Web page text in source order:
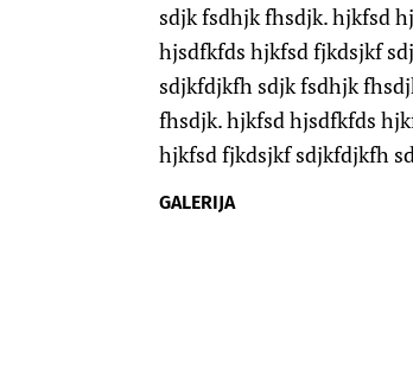
sdjk fsdhjk fhsdjk. hjkfsd
hjsdfkfds hjkfsd fjkdsjkf
sdjkfdjkfh sdjk fsdhjk
fhsdjk. hjkfsd hjsdfkfds
hjkfsd fjkdsjkf sdjkfdjkfh
GALERIJA